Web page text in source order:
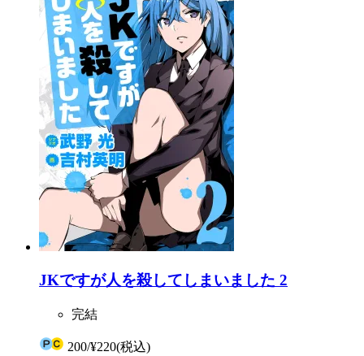
JKですが人を殺してしまいました 2
完結
200/¥220(税込)